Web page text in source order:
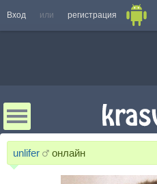
Вход или регистрация
unlifer онлайн